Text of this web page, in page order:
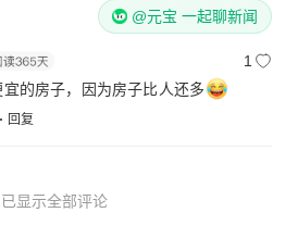
@元宝 一起聊新闻
1
的房子，因为房子比人还多
回复
已显示全部评论